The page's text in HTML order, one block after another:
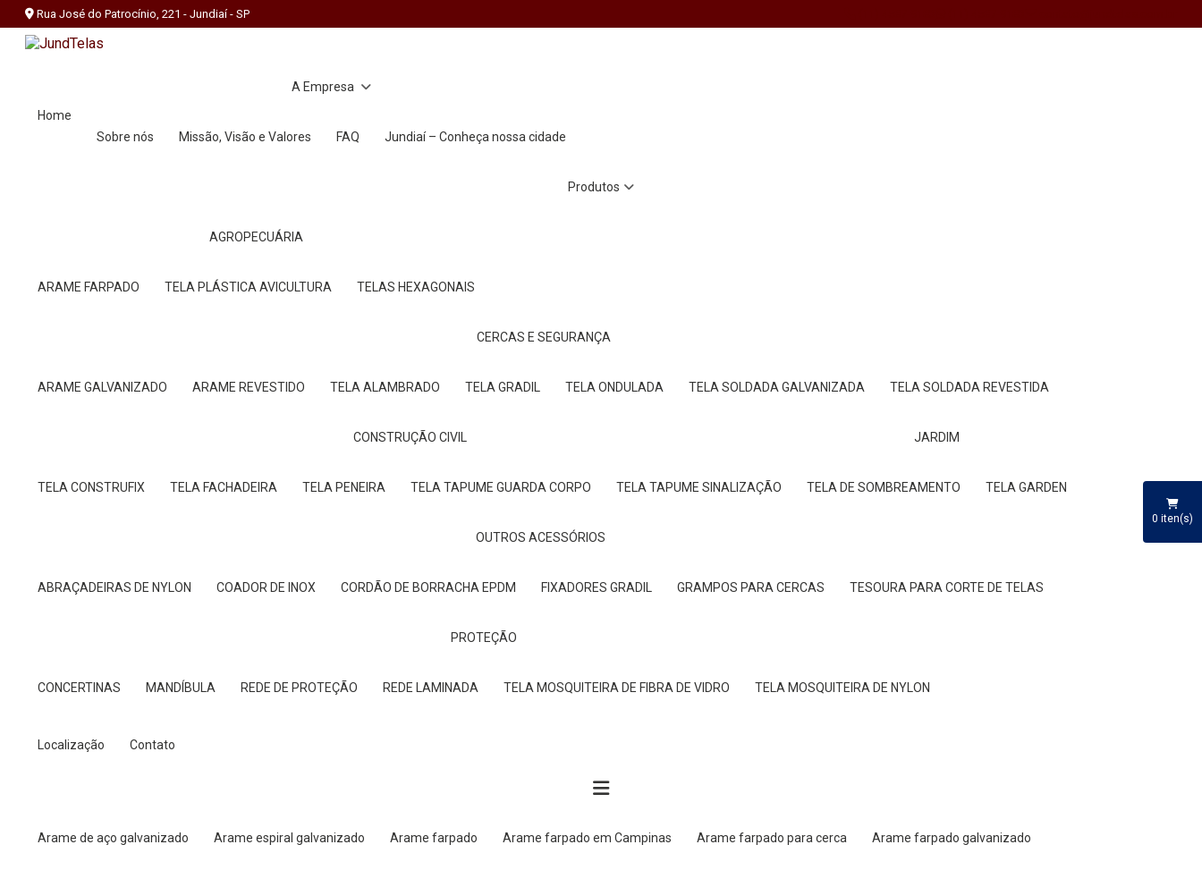
Rua José do Patrocínio, 221 - Jundiaí - SP
Home
A Empresa
Sobre nós Missão, Visão e Valores FAQ Jundiaí – Conheça nossa cidade
Produtos
AGROPECUÁRIA
ARAME FARPADO TELA PLÁSTICA AVICULTURA TELAS HEXAGONAIS
CERCAS E SEGURANÇA
ARAME GALVANIZADO ARAME REVESTIDO TELA ALAMBRADO TELA GRADIL TELA ONDULADA TELA SOLDADA GALVANIZADA TELA SOLDADA REVESTIDA
CONSTRUÇÃO CIVIL
TELA CONSTRUFIX TELA FACHADEIRA TELA PENEIRA TELA TAPUME GUARDA CORPO TELA TAPUME SINALIZAÇÃO
JARDIM
TELA DE SOMBREAMENTO TELA GARDEN
OUTROS ACESSÓRIOS
ABRAÇADEIRAS DE NYLON COADOR DE INOX CORDÃO DE BORRACHA EPDM FIXADORES GRADIL GRAMPOS PARA CERCAS TESOURA PARA CORTE DE TELAS
PROTEÇÃO
CONCERTINAS MANDÍBULA REDE DE PROTEÇÃO REDE LAMINADA TELA MOSQUITEIRA DE FIBRA DE VIDRO TELA MOSQUITEIRA DE NYLON
Localização Contato
Arame de aço galvanizado Arame espiral galvanizado Arame farpado Arame farpado em Campinas Arame farpado para cerca Arame farpado galvanizado
0 iten(s)